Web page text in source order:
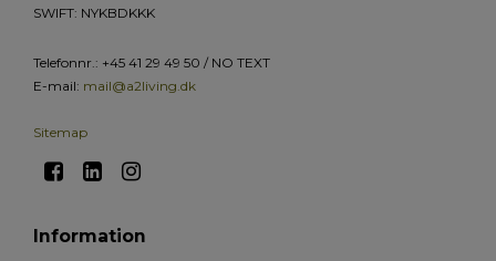
SWIFT: NYKBDKKK
Telefonnr.: +45 41 29 49 50 / NO TEXT
E-mail: mail@a2living.dk
Sitemap
Information